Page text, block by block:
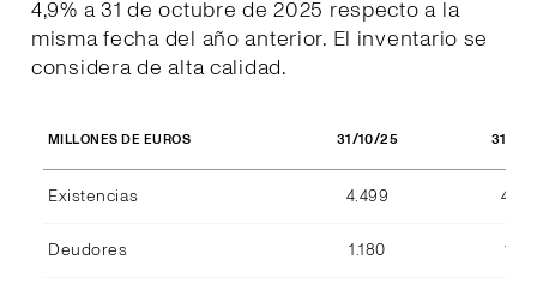
4,9% a 31 de octubre de 2025 respecto a la
misma fecha del año anterior. El inventario se
considera de alta calidad.
MILLONES DE EUROS 31/10/25 31/
Existencias 4.499
Deudores 1.180